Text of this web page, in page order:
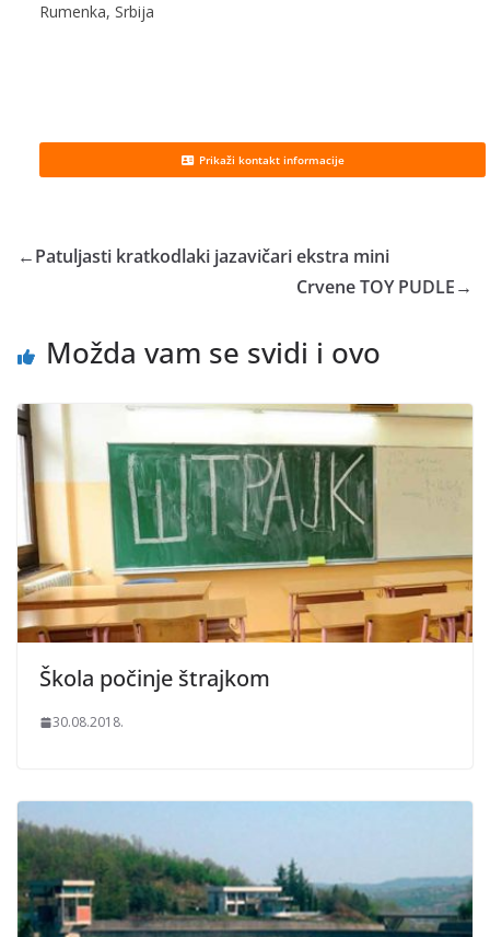
Rumenka, Srbija
Prikaži kontakt informacije
←Patuljasti kratkodlaki jazavičari ekstra mini
Crvene TOY PUDLE→
Možda vam se svidi i ovo
Škola počinje štrajkom
30.08.2018.